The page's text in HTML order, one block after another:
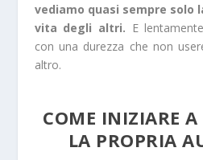
vediamo quasi sempre solo
vita degli altri. E
con una durezza che non
altro.
COME INIZIARE
LA PROPRIA